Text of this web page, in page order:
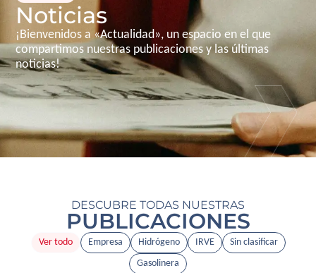
Noticias
¡Bienvenidos a «Actualidad», un espacio en el que
compartimos nuestras publicaciones y las últimas
noticias!
DESCUBRE TODAS NUESTRAS
PUBLICACIONES
Empresa Hidrógeno IRVE
Sin clasificar
Gasolinera
Ver todo